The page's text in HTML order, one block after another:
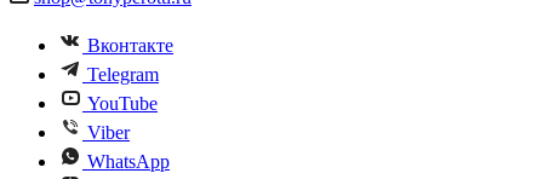
Вконтакте
Telegram
YouTube
Viber
WhatsApp